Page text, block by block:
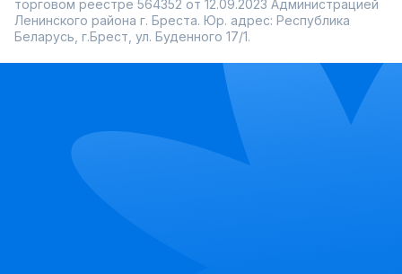
торговом реестре 564352 от 12.09.2023 Администрацией
Ленинского района г. Бреста. Юр. адрес: Республика
Беларусь, г.Брест, ул. Буденного 17/1.